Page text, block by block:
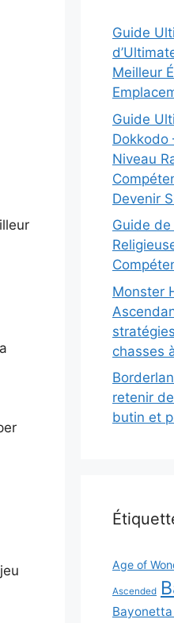
Guide
Meilleur
Guide
Dokkodo
Niveau
Devenir
Guide
Monster
chasses
retenir
butin et
Age of
Ascended